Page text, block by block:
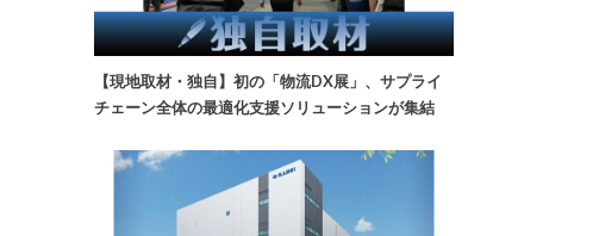
【現地取材・独自】初の「物流DX展」、サプライ
チェーン全体の最適化支援ソリューションが集結